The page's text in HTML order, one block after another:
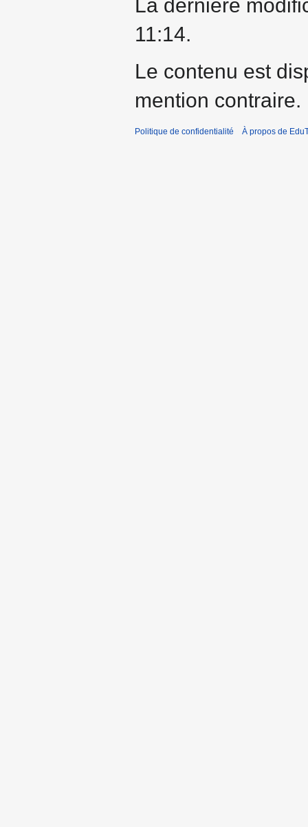
La dernière
11:14.
Le contenu est
mention contraire.
Politique de confidentialité À propos de